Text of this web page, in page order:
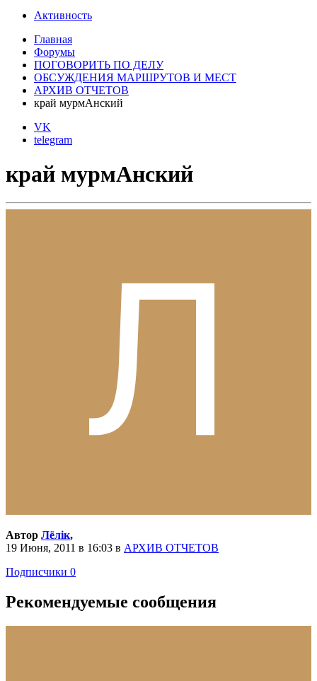
Активность
Главная
Форумы
ПОГОВОРИТЬ ПО ДЕЛУ
ОБСУЖДЕНИЯ МАРШРУТОВ И МЕСТ
АРХИВ ОТЧЕТОВ
край мурмАнский
VK
telegram
край мурмАнский
Автор Лёлiк,
19 Июня, 2011 в 16:03 в АРХИВ ОТЧЕТОВ
Подписчики 0
Рекомендуемые сообщения